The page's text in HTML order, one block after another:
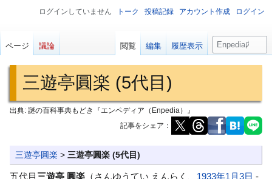
三遊亭圓楽 (5代目)
出典: 謎の百科事典もどき『エンペディア（Enpedia）』
記事をシェア：
ナ
ビ
検
索
三遊亭圓楽 >三遊亭圓楽 (5代目)
五代目 三遊亭 圓楽 （さんゆうてい えんらく、 1933年1月3日 -
ログインしていません トーク 投稿記録 アカウント作成 ログイン
ページ 議論 閲覧 編集 履歴表示
検
索